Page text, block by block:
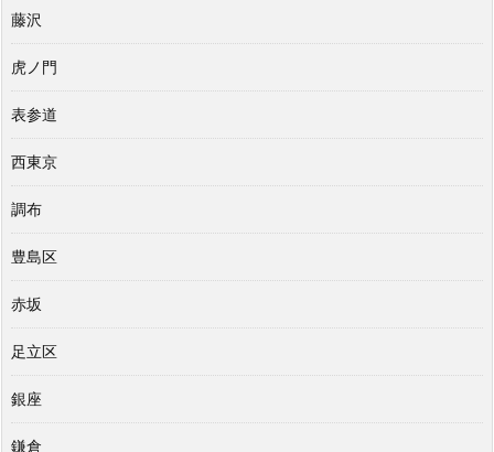
藤沢
虎ノ門
表参道
西東京
調布
豊島区
赤坂
足立区
銀座
鎌倉